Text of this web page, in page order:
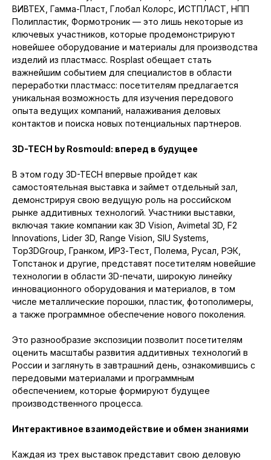
ВИВТЕХ, Гамма-Пласт, Глобал Колорс, ИСТПЛАСТ, НПП
Полипластик, Формотроник — это лишь некоторые из
ключевых участников, которые продемонстрируют
новейшее оборудование и материалы для производства
изделий из пластмасс. Rosplast обещает стать
важнейшим событием для специалистов в области
переработки пластмасс: посетителям предлагается
уникальная возможность для изучения передового
опыта ведущих компаний, налаживания деловых
контактов и поиска новых потенциальных партнеров.
3D-TECH by Rosmould: вперед в будущее
В этом году 3D-TECH впервые пройдет как
самостоятельная выставка и займет отдельный зал,
демонстрируя свою ведущую роль на российском
рынке аддитивных технологий. Участники выставки,
включая такие компании как 3D Vision, Avimetal 3D, F2
Innovations, Lider 3D, Range Vision, SIU Systems,
Top3DGroup, Гранком, ИРЗ-Тест, Полема, Русал, РЭК,
Топстанок и другие, представят посетителям новейшие
технологии в области 3D-печати, широкую линейку
инновационного оборудования и материалов, в том
числе металлические порошки, пластик, фотополимеры,
а также программное обеспечение нового поколения.
Это разнообразие экспозиции позволит посетителям
оценить масштабы развития аддитивных технологий в
России и заглянуть в завтрашний день, ознакомившись с
передовыми материалами и программным
обеспечением, которые формируют будущее
производственного процесса.
Интерактивное взаимодействие и обмен знаниями
Каждая из трех выставок представит свою деловую